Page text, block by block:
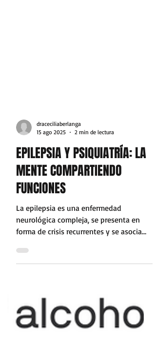
draceciliaberlanga
15 ago 2025
2 min de lectura
EPILEPSIA Y PSIQUIATRÍA: LA
MENTE COMPARTIENDO
FUNCIONES
La epilepsia es una enfermedad